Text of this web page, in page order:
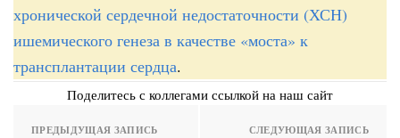
хронической сердечной недостаточности (ХСН)
ишемического генеза в качестве «моста» к
трансплантации сердца.
Поделитесь с коллегами ссылкой на наш сайт
ПРЕДЫДУЩАЯ ЗАПИСЬ СЛЕДУЮЩАЯ ЗАПИСЬ